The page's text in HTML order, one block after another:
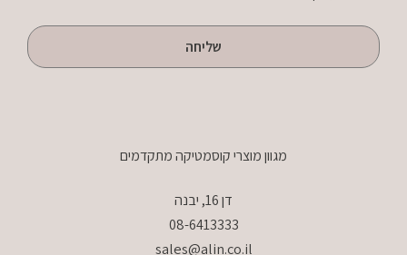
שליחה
מגוון מוצרי קוסמטיקה מתקדמים
דן 16, יבנה
08-6413333
sales@alin.co.il